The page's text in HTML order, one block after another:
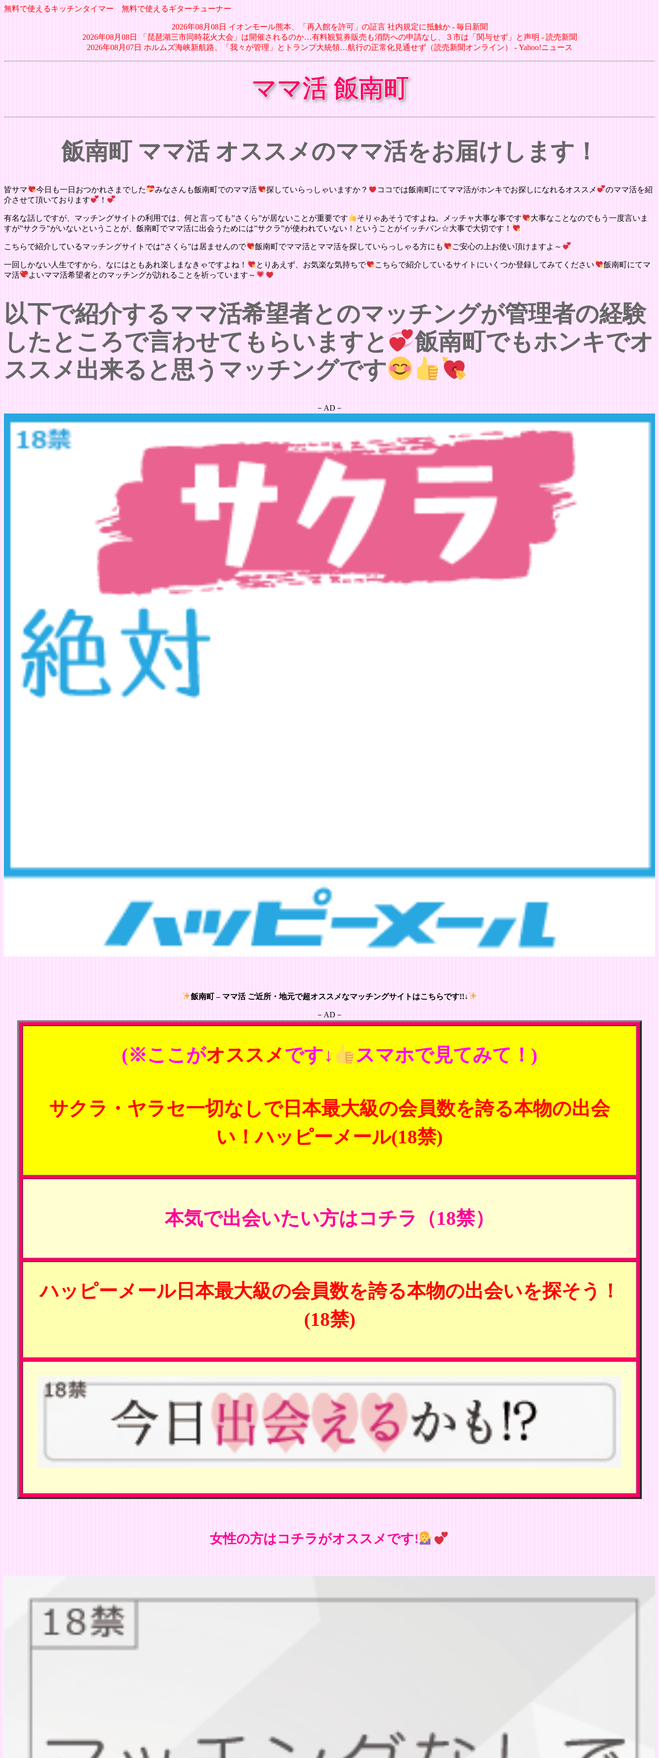
無料で使えるキッチンタイマー 無料で使えるギターチューナー
2026年08月08日 イオンモール熊本、「再入館を許可」の証言 社内規定に抵触か - 毎日新聞
2026年08月08日 「琵琶湖三市同時花火大会」は開催されるのか…有料観覧券販売も消防への申請なし、３市は「関与せず」と声明 - 読売新聞
2026年08月07日 ホルムズ海峡新航路、「我々が管理」とトランプ大統領…航行の正常化見通せず（読売新聞オンライン） - Yahoo!ニュース
ママ活 飯南町
飯南町 ママ活 オススメのママ活をお届けします！
皆サマ 今日も一日おつかれさまでした みなさんも飯南町でのママ活 探していらっしゃいますか？ ココでは飯南町にてママ活がホンキでお探しになれるオススメ
のママ活を紹
介させて頂いております
！
有名な話しですが、マッチングサイトの利用では、何と言っても”さくら”が居ないことが重要です そりゃあそうですよね。メッチャ大事な事です
大事なことなのでもう一度言いま
すが”サクラ”がいないということが、飯南町でママ活に出会うためには”サクラ”が使われていない！ということがイッチバン☆大事で大切です！
こちらで紹介しているマッチングサイトでは”さくら”は居ませんので 飯南町でママ活とママ活を探していらっしゃる方にも ご安心の上お使い頂けますよ～
一回しかない人生ですから、なにはともあれ楽しまなきゃですよね！ とりあえず、お気楽な気持ちで こちらで紹介しているサイトにいくつか登録してみてください
飯南町にてマ
マ活
よいママ活希望者とのマッチングが訪れることを祈っています～
以下で紹介するママ活希望者とのマッチングが管理者の経験
したところで言わせてもらいますと
飯南町でもホンキでオ
ススメ出来ると思うマッチングです
－AD－
飯南町 – ママ活 ご近所・地元で超オススメなマッチングサイトはこちらです!!↓
－AD－
(※ここがオススメです↓ スマホで見てみて！)
サクラ・ヤラセ一切なしで日本最大級の会員数を誇る本物の出会
い！ハッピーメール(18禁)
本気で出会いたい方はコチラ（18禁）
ハッピーメール日本最大級の会員数を誇る本物の出会いを探そう！
(18禁)
女性の方はコチラがオススメです!